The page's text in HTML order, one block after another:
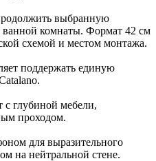
выбранную
ванной комнаты. Формат 42 см
схемой и местом монтажа.
поддержать единую
с глубиной мебели,
проходом.
для выразительного
на нейтральной стене.